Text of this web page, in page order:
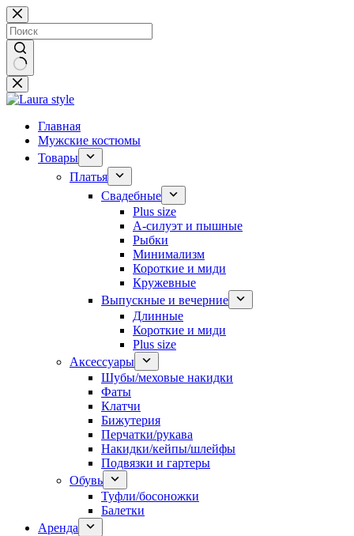
Перейти
к
сути
Ничего
не
Главная
Мужские костюмы
Товары
Платья
Свадебные
Plus size
А-силуэт и пышные
Рыбки
Минимализм
Короткие и миди
Кружевные
Выпускные и вечерние
Длинные
Короткие и миди
Plus size
Аксессуары
Шубы/меховые накидки
Фаты
Клатчи
Бижутерия
Перчатки/рукава
Накидки/кейпы/шлейфы
Подвязки и гартеры
Обувь
Туфли/босоножки
Балетки
Аренда